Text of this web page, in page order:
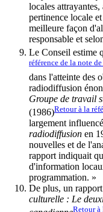
locales
pertinence locale
meilleure façon
responsable et
Le Conseil estime
référence de la note
dans l'atteinte des
radiodiffusion
Groupe de travail
(1986)Retour à la
largement
radiodiffusion en
nouvelles et de
rapport indiquait
d'information
programmation. »
De plus, un
culturelle : Le
Retour à